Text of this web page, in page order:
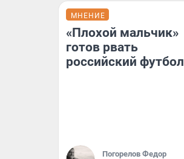
МНЕНИЕ
«Плохой мальчик»
готов рвать
российский футбол
Погорелов Федор